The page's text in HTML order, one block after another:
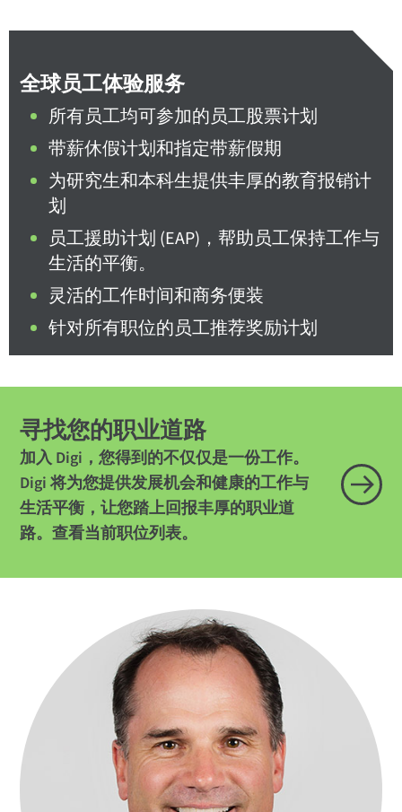
全球员工体验服务
所有员工均可参加的员工股票计划
带薪休假计划和指定带薪假期
为研究生和本科生提供丰厚的教育报销计
划
员工援助计划 (EAP)，帮助员工保持工作与
生活的平衡。
灵活的工作时间和商务便装
针对所有职位的员工推荐奖励计划
寻找您的职业道路
加入 Digi，您得到的不仅仅是一份工作。
Digi 将为您提供发展机会和健康的工作与
生活平衡，让您踏上回报丰厚的职业道
路。查看当前职位列表。